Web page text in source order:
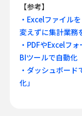
【参考】
・Excelファイル
変えずに集計業務
・PDFやExcelフ
BIツールで自動化
・ダッシュボー
化」